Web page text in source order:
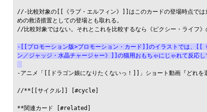
//-比較対象の[[《ラブ・エルフィン》]]はこのカードの登場時点で
めの救済措置としての登場とも取れる。
//比較対象ではない。それとこれを比較するなら《ピクシー・ライフ》
-[[プロモーション版>プロモーション・カード]]のイラストでは、[[
ン／ジャッジ・水晶チャージャー》]]の猫用おもちゃにじゃれて反応
-アニメ「[[ドラゴン娘になりたくないっ！]]」ショート動画『どれを
//**[[サイクル]] [#cycle]
**関連カード [#related]